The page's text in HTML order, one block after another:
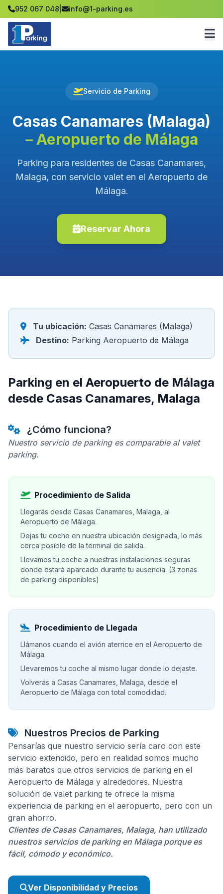
952 067 048 info@1-parking.es
Servicio de Parking
Casas Canamares (Malaga)
– Aeropuerto de Málaga
Parking para residentes de Casas Canamares,
Malaga, con servicio valet en el Aeropuerto de
Málaga.
Reservar Ahora
Tu ubicación: Casas Canamares (Malaga)
Destino: Parking Aeropuerto de Málaga
Parking en el Aeropuerto de Málaga
desde Casas Canamares, Malaga
¿Cómo funciona?
Nuestro servicio de parking es comparable al valet
parking.
Procedimiento de Salida
Llegarás desde Casas Canamares, Malaga, al
Aeropuerto de Málaga.
Dejas tu coche en nuestra ubicación designada, lo más
cerca posible de la terminal de salida.
Llevamos tu coche a nuestras instalaciones seguras
donde estará aparcado durante tu ausencia. (3 zonas
de parking disponibles)
Procedimiento de Llegada
Llámanos cuando el avión aterrice en el Aeropuerto de
Málaga.
Llevaremos tu coche al mismo lugar donde lo dejaste.
Volverás a Casas Canamares, Malaga, desde el
Aeropuerto de Málaga con total comodidad.
Nuestros Precios de Parking
Pensarías que nuestro servicio sería caro con este
servicio extendido, pero en realidad somos mucho
más baratos que otros servicios de parking en el
Aeropuerto de Málaga y alrededores. Nuestra
solución de valet parking te ofrece la misma
experiencia de parking en el aeropuerto, pero con un
gran ahorro.
Clientes de Casas Canamares, Malaga, han utilizado
nuestros servicios de parking en Málaga porque es
fácil, cómodo y económico.
Ver Disponibilidad y Precios